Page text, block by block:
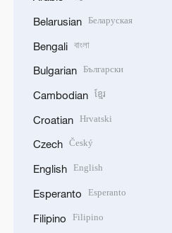
Belarusian Беларуская
Bengali বাংলা
Bulgarian Български
Cambodian ខ្មែរ
Croatian Hrvatski
Czech Český
English English
Esperanto Esperanto
Filipino Filipino